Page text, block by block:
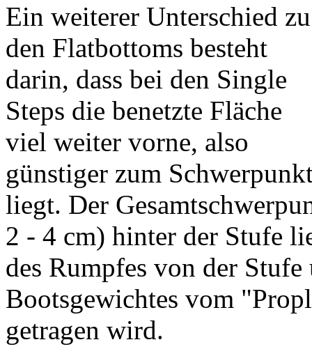
Ein weiterer Unterschied zu
den Flatbottoms besteht
darin, dass bei den Single
Steps die benetzte Fläche
viel weiter vorne, also
günstiger zum
liegt. Der
2 - 4 cm) hinter der Stufe
des Rumpfes von der
Bootsgewichtes vom
getragen wird.